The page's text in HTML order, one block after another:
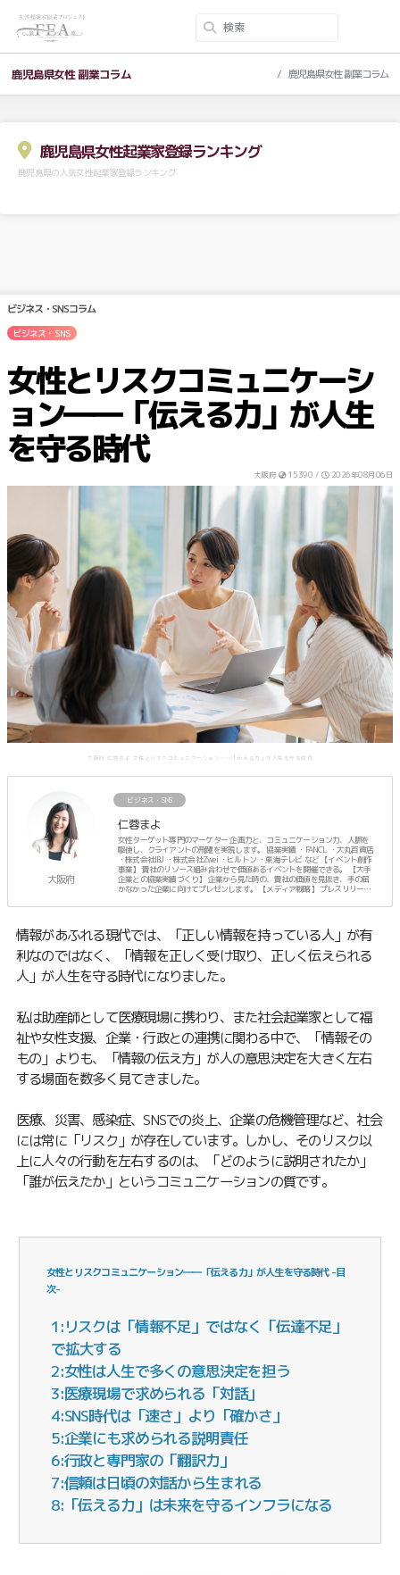
鹿児島県女性 副業コラム 鹿児島県女性 副業コラム
鹿児島県女性起業家登録ランキング
鹿児島県の人気女性起業家登録ランキング
ビジネス・SNSコラム
ビジネス・SNS
女性とリスクコミュニケーシ
ョン――「伝える力」が人生
を守る時代
大阪府 15390 / 2026年08月06日
大阪府 仁蓉まよ 女性とリスクコミュニケーション――「伝える力」が人生を守る時代
大阪府
ビジネス・SNS
仁蓉まよ
女性ターゲット専門のマーケター 企画力と、コミュニケーション力、人脈を
駆使し、クライアントの飛躍を実現します。 協業実績 ・FANCL ・大丸百貨店
・株式会社IBJ ・株式会社Zwei ・ヒルトン ・東海テレビ など 【イベント創作
事業】 貴社のリソース組み合わせで価値あるイベントを開催できる。 【大手
企業との協業実績づくり】 企業から見た時の、貴社の価値を見抜き、手の届
かなかった企業に向けてプレゼンします。 【メディア戦略】 プレスリリース
ートは、3人のママ。
情報があふれる現代では、「正しい情報を持っている人」が有
利なのではなく、「情報を正しく受け取り、正しく伝えられる
人」が人生を守る時代になりました。
私は助産師として医療現場に携わり、また社会起業家として福
祉や女性支援、企業・行政との連携に関わる中で、「情報その
もの」よりも、「情報の伝え方」が人の意思決定を大きく左右
する場面を数多く見てきました。
医療、災害、感染症、SNSでの炎上、企業の危機管理など、社会
には常に「リスク」が存在しています。しかし、そのリスク以
上に人々の行動を左右するのは、「どのように説明されたか」
「誰が伝えたか」というコミュニケーションの質です。
女性とリスクコミュニケーション――「伝える力」が人生を守る時代 -目
次-
1:リスクは「情報不足」ではなく「伝達不足」
で拡大する
2:女性は人生で多くの意思決定を担う
3:医療現場で求められる「対話」
4:SNS時代は「速さ」より「確かさ」
5:企業にも求められる説明責任
6:行政と専門家の「翻訳力」
7:信頼は日頃の対話から生まれる
8:「伝える力」は未来を守るインフラになる